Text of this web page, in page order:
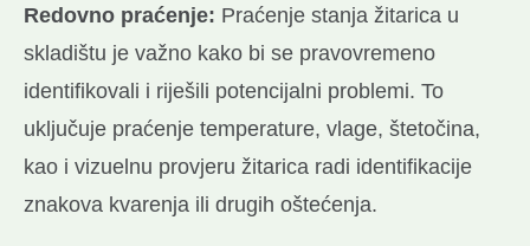
Redovno praćenje: Praćenje stanja žitarica u
skladištu je važno kako bi se pravovremeno
identifikovali i riješili potencijalni problemi. To
uključuje praćenje temperature, vlage, štetočina,
kao i vizuelnu provjeru žitarica radi identifikacije
znakova kvarenja ili drugih oštećenja.